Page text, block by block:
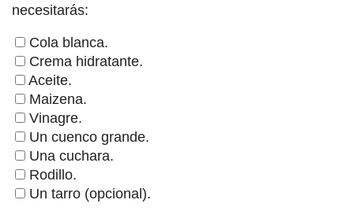
necesitarás:
Cola blanca.
Crema hidratante.
Aceite.
Maizena.
Vinagre.
Un cuenco grande.
Una cuchara.
Rodillo.
Un tarro (opcional).